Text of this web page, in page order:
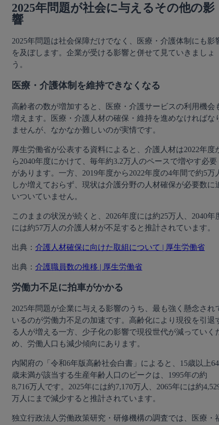
2025年問題が社会に与えるその他の影
響
2025年問題は社会保障だけでなく、医療・介護体制にも影
を及ぼします。企業が受ける影響と併せて見ていきましょ
う。
医療・介護体制を維持できなくなる
高齢者の数が増加すると、医療・介護サービスの利用機会
増えます。医療・介護人材の確保・維持を進めなければな
ませんが、なかなか難しいのが実情です。
厚生労働省が公表する資料によると、介護人材は2022年度
ら2040年度にかけて、毎年約3.2万人のペースで増やす必要
があります。一方、2019年度から2022年度の4年間で約5万
しか増えておらず、現状は介護分野の人材確保が必要数に
いついていません。
このままの状況が続くと、2026年度には約25万人、2040年
には約57万人の介護人材が不足すると推計されています。
出典： 介護人材確保に向けた取組について | 厚生労働省
出典： 介護職員数の推移 | 厚生労働省
労働力不足に拍車がかかる
2025年問題が企業に与える影響のうち、最も強く懸念され
いるのが労働力不足の加速です。高齢化により現役を引退
る人が増える一方、少子化の影響で現役世代が減っていく
め、労働人口も減少傾向にあります。
内閣府の「令和6年版高齢社会白書」によると、15歳以上64
歳未満が該当する生産年齢人口のピークは、1995年の約
8,716万人です。2025年には約7,170万人、2065年には約
万人にまで減少すると推計されています。
独立行政法人労働政策研究・研修機構の調査では、医療・